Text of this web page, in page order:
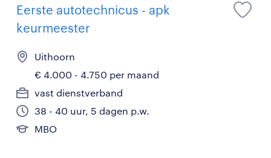
Eerste autotechnicus - apk
keurmeester
Uithoorn
€ 4.000 - 4.750 per maand
vast dienstverband
38 - 40 uur, 5 dagen p.w.
MBO